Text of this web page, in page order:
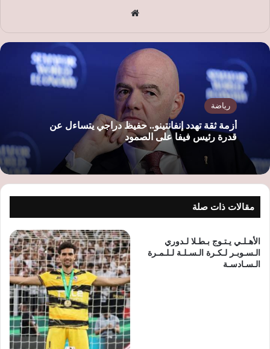
الوي
ب
رياضة
أزمة ثقة تهدد إنفانتينو.. حفيظ دراجي يتساءل عن
قدرة رئيس فيفا على الصمود
مقالات ذات صلة
الأهـلـي يـتـوج بـطـلا لـدوري
الـسـوبـر لـكـرة الـسـلـة لـلـمـرة
الـسـادسـة